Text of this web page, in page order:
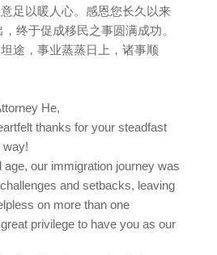
足以暖人心。感恩您长久以来
终于促成移民之事圆满成功。
途，事业蒸蒸日上，诸事顺
He,
thanks for your steadfast
way!
age, our immigration journey was
and setbacks, leaving
on more than one
privilege to have you as our